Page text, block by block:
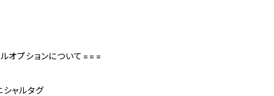
オプションについて===
ャルタグ